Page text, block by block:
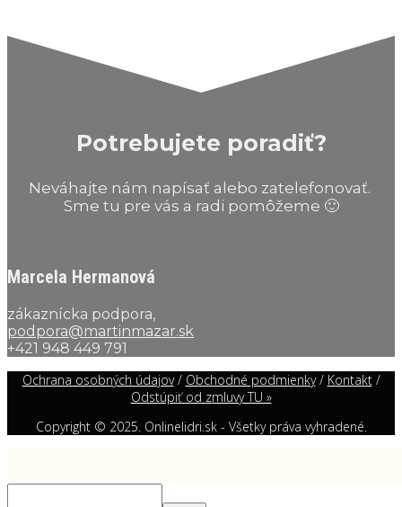
Potrebujete poradiť?
Neváhajte nám napísať alebo zatelefonovať.
Sme tu pre vás a radi pomôžeme 🙂
Marcela Hermanová
zákaznícka podpora,
podpora@martinmazar.sk
+421 948 449 791
Ochrana osobných údajov/ Obchodné podmienky/ Kontakt/
Odstúpiť od zmluvy TU »
Copyright © 2025. Onlinelidri.sk - Všetky práva vyhradené.